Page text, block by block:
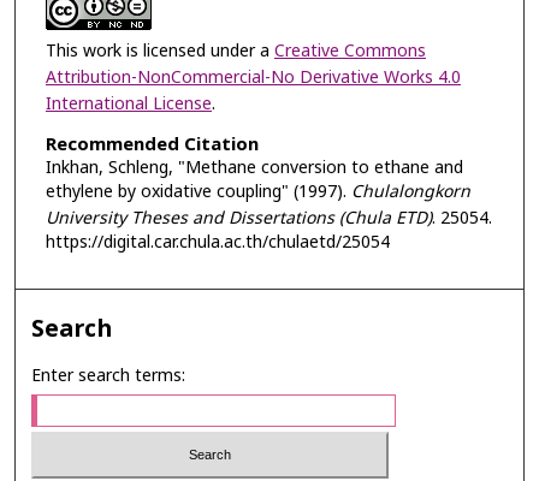
This work is licensed under a Creative Commons
Attribution-NonCommercial-No Derivative Works 4.0
International License.
Recommended Citation
Inkhan, Schleng, "Methane conversion to ethane and
ethylene by oxidative coupling" (1997). Chulalongkorn
University Theses and Dissertations (Chula ETD). 25054.
https://digital.car.chula.ac.th/chulaetd/25054
Search
Enter search terms: